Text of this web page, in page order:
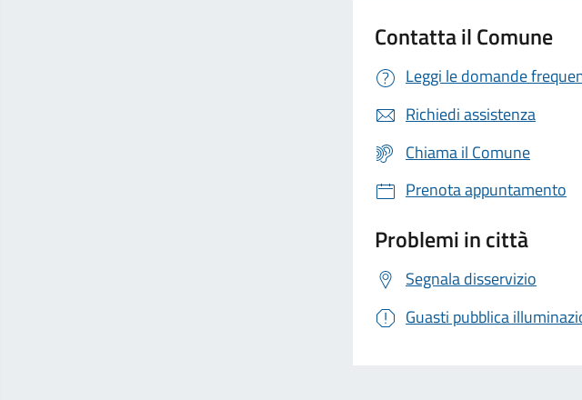
Contatta il Comune
Leggi le domande
Richiedi assistenza
Chiama il Comune
Prenota appuntamento
Problemi in città
Segnala disservizio
Guasti pubblica